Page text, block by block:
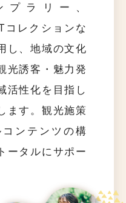
ラリー、
コレクションな
し、地域の文化
光誘客・魅力発
活性化を目指し
ます。観光施策
ンテンツの構
ータルにサポー